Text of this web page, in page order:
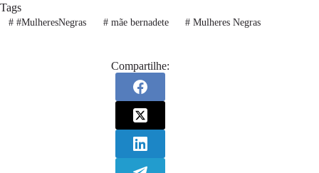
Tags
##MulheresNegras #mãe bernadete # Mulheres Negras
Compartilhe: